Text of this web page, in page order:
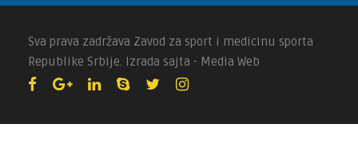
Sva prava zadržava Zavod za sport i medicinu sporta
Republike Srbije. Izrada sajta - Media Web